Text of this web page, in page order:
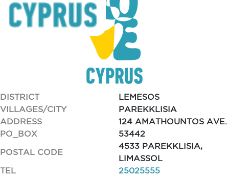
DISTRICT
LEMESOS
VILLAGES/CITY
PAREKKLISIA
ADDRESS
124 AMATHOUNTOS AVE.
PO_BOX
53442
POSTAL CODE
4533 PAREKKLISIA,
LIMASSOL
TEL
25025555